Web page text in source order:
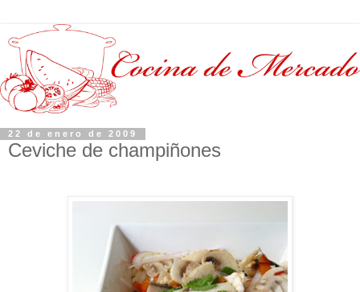
22 de enero de 2009
Ceviche de champiñones